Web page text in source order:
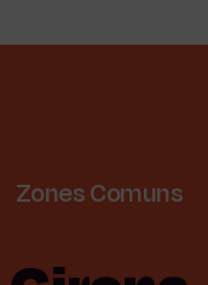
ZonesComuns